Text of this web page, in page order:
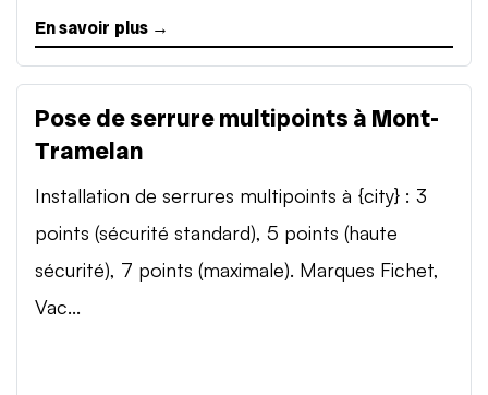
En savoir plus →
Pose de serrure multipoints à Mont-
Tramelan
Installation de serrures multipoints à {city} : 3
points (sécurité standard), 5 points (haute
sécurité), 7 points (maximale). Marques Fichet,
Vac...